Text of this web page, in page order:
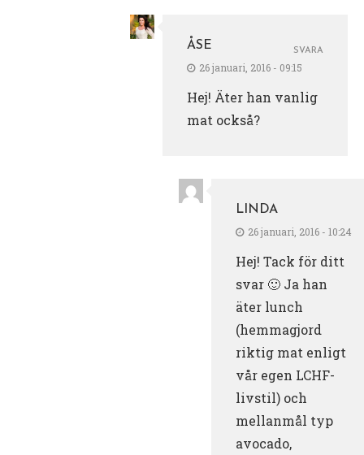
ÅSE
26 januari, 2016 - 09:15
Hej! Äter han vanlig
mat också?
SVARA
LINDA
26 januari, 2016 - 10:24
Hej! Tack för ditt
svar 🙂 Ja han
äter lunch
(hemmagjord
riktig mat enligt
vår egen LCHF-
livstil) och
mellanmål typ
avocado,